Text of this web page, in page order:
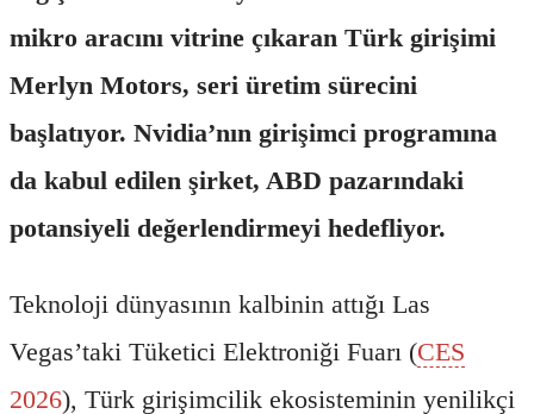
mikro aracını vitrine çıkaran Türk girişimi
Merlyn Motors, seri üretim sürecini
başlatıyor. Nvidia’nın girişimci programına
da kabul edilen şirket, ABD pazarındaki
potansiyeli değerlendirmeyi hedefliyor.
Teknoloji dünyasının kalbinin attığı Las
Vegas’taki Tüketici Elektroniği Fuarı (CES
2026), Türk girişimcilik ekosisteminin yenilikçi